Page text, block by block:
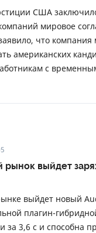
США
мировое
что компания
американских
с
рынок выйдет
выйдет новый
плагин-
за 3,6 с и способна